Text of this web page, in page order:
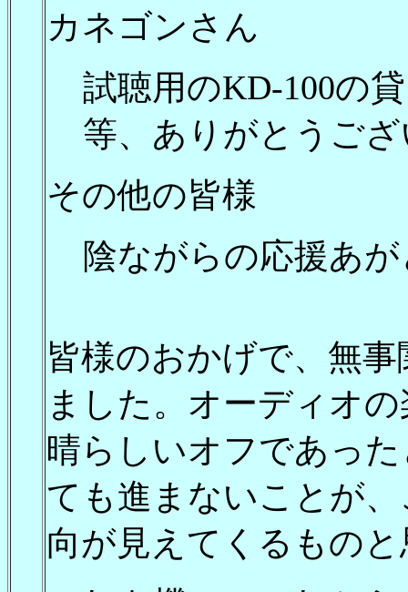
カネゴンさん
試聴用のKD-100の
等、ありがとうご
その他の皆様
陰ながらの応援あ
皆様のおかげで、無
ました。オーディオ
晴らしいオフであっ
ても進まないことが
向が見えてくるもの